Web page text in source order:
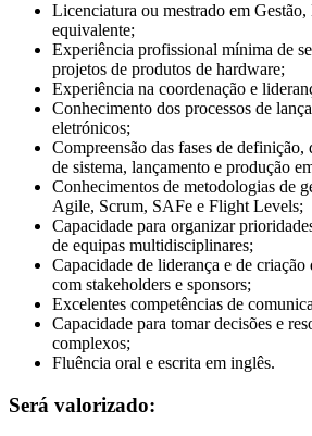
Licenciatura ou mestrado em Gestão,
equivalente;
Experiência profissional mínima de
projetos de produtos de hardware;
Experiência na coordenação e
Conhecimento dos processos de
eletrónicos;
Compreensão das fases de definição,
de sistema, lançamento e produção
Conhecimentos de metodologias de
Agile, Scrum, SAFe e Flight Levels;
Capacidade para organizar
de equipas multidisciplinares;
Capacidade de liderança e de criação
com stakeholders e sponsors;
Excelentes competências de
Capacidade para tomar decisões e
complexos;
Fluência oral e escrita em inglês.
Será valorizado: